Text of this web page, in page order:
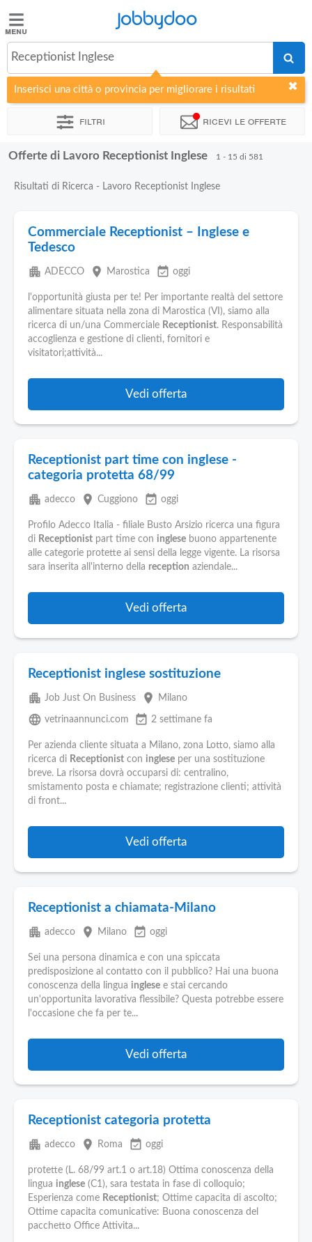
Jobbydoo
Offerte
di
lavoro
Elenco
Blog
Pubblica
Offerte
Jobbydoo
Receptionist Inglese
Inserisci una città o provincia per migliorare i risultati
Filtri Ricevi le offerte
Offerte di Lavoro Receptionist Inglese 1 - 15 di 581
Risultati di Ricerca - Lavoro Receptionist Inglese
Commerciale Receptionist – Inglese e
Tedesco
apartment ADECCO place Marostica event_available oggi
l'opportunità giusta per te! Per importante realtà del settore
alimentare situata nella zona di Marostica (VI), siamo alla
ricerca di un/una Commerciale Receptionist. Responsabilità
accoglienza e gestione di clienti, fornitori e
visitatori;attività...
Vedi offerta
Receptionist part time con inglese -
categoria protetta 68/99
apartment adecco place Cuggiono event_available oggi
Profilo Adecco Italia - filiale Busto Arsizio ricerca una figura
di Receptionist part time con inglese buono appartenente
alle categorie protette ai sensi della legge vigente. La risorsa
sara inserita all'interno della reception aziendale...
Vedi offerta
Receptionist inglese sostituzione
apartment Job Just On Business place Milano
language vetrinaannunci.com event_available 2 settimane fa
Per azienda cliente situata a Milano, zona Lotto, siamo alla
ricerca di Receptionist con inglese per una sostituzione
breve. La risorsa dovrà occuparsi di: centralino,
smistamento posta e chiamate; registrazione clienti; attività
di front...
Vedi offerta
Receptionist a chiamata-Milano
apartment adecco place Milano event_available oggi
Sei una persona dinamica e con una spiccata
predisposizione al contatto con il pubblico? Hai una buona
conoscenza della lingua inglese e stai cercando
un'opportunita lavorativa flessibile? Questa potrebbe essere
l'occasione che fa per te...
Vedi offerta
Receptionist categoria protetta
apartment adecco place Roma event_available oggi
protette (L. 68/99 art.1 o art.18) Ottima conoscenza della
lingua inglese (C1), sara testata in fase di colloquio;
Esperienza come Receptionist; Ottime capacita di ascolto;
Ottime capacita comunicative: Buona conoscenza del
pacchetto Office Attivita...